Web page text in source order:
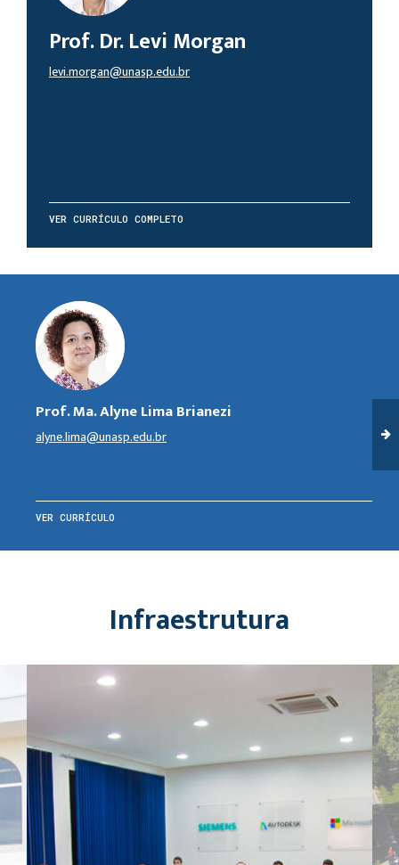
Prof. Dr. Levi Morgan
levi.morgan@unasp.edu.br
VER CURRÍCULO COMPLETO
Prof. Ma. Alyne Lima Brianezi
alyne.lima@unasp.edu.br
VER CURRÍCULO
Infraestrutura